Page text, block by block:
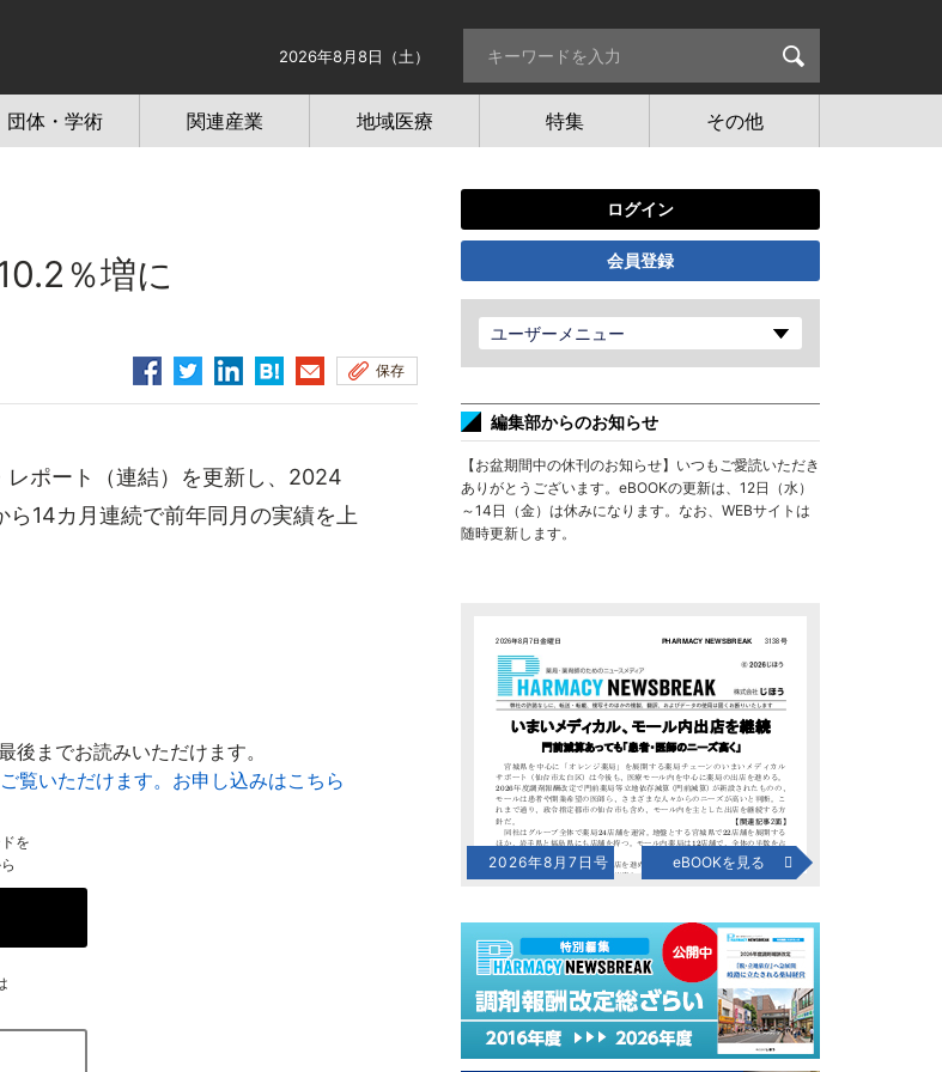
2026年8月8日（土）
団体・学術 関連産業 地域医療 特集 その他
％増に
保存
ポート（連結）を更新し、2024
14カ月連続で前年同月の実績を上
後までお読みいただけます。
覧いただけます。お申し込みはこちら
を
ログイン
会員登録
ユーザーメニュー
編集部からのお知らせ
【お盆期間中の休刊のお知らせ】いつもご愛読いただき
ありがとうございます。eBOOKの更新は、12日（水）
～14日（金）は休みになります。なお、WEBサイトは
随時更新します。
2026年8月7日号 eBOOKを見る